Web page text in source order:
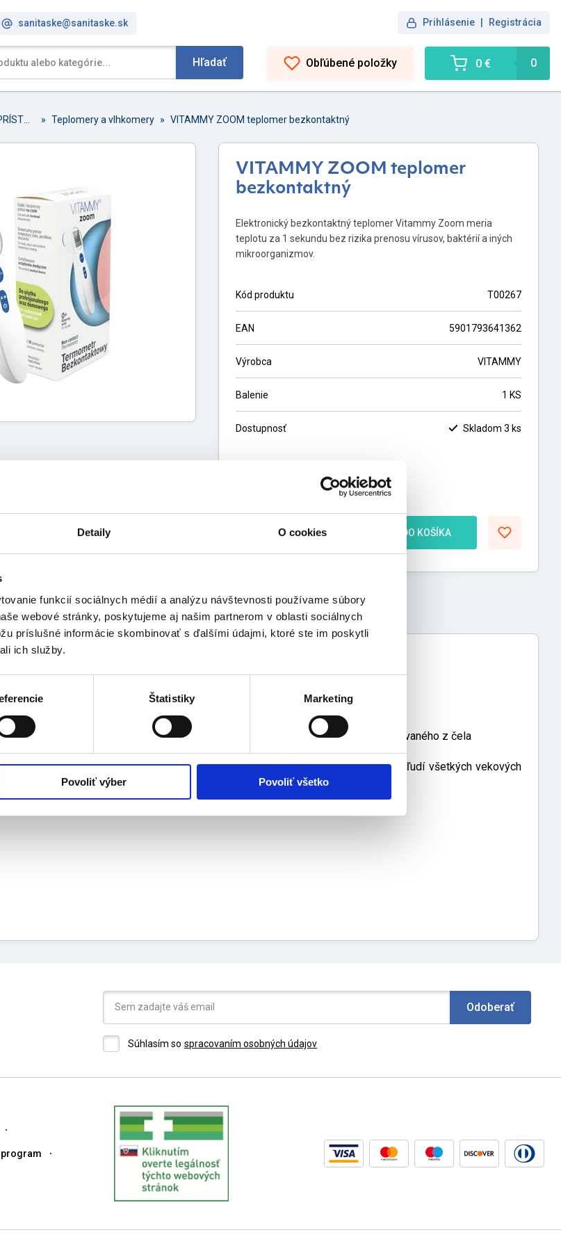
Detaily O cookies
funkcií sociálnych médií a analýzu návštevnosti používame súbory
webové stránky, poskytujeme aj našim partnerom v oblasti sociálnych
príslušné informácie skombinovať s ďalšími údajmi, ktoré ste im poskytli
ich služby.
Štatistiky Marketing
Povoliť výber Povoliť všetko
sanitaske@sanitaske.sk
Hľadať
Prihlásenie Registrácia
Obľúbené položky 0 € 0
» Teplomery a vlhkomery » VITAMMY ZOOM teplomer bezkontaktný
VITAMMY ZOOM teplomer
bezkontaktný
Elektronický bezkontaktný teplomer Vitammy Zoom meria
teplotu za 1 sekundu bez rizika prenosu vírusov, baktérií a iných
mikroorganizmov.
Kód produktu T00267
EAN 5901793641362
Výrobca VITAMMY
Balenie 1 KS
Dostupnosť Skladom 3 ks
ks DO KOŠÍKA
Výrobca
testovanej osoby, takže nevyžaduje dezinfekciu
mnohým ľuďom nepretržite bez rizika prenosu choroby
presné meranie v krátkom čase
špeciálne navrhnutý na bezpečné meranie teploty na čele
merať teplotu ľudského tela zisťovaním intenzity infračerveného svetla vyžarovaného z čela
teplo na LCD displej zobrazením jeho hodnoty
je určený na prerušované meranie teploty ľudského tela z povrchu čela pre ľudí všetkých vekových
rýchlo a presne vyhodnotí teplotu
Odoberať
Súhlasím so spracovaním osobných údajov